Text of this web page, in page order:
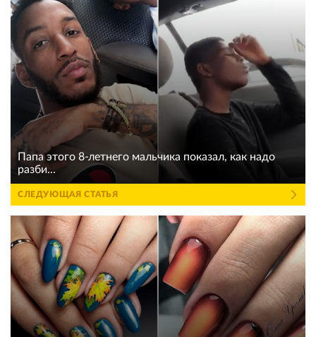
Папа этого 8-летнего мальчика показал, как надо
разби...
СЛЕДУЮЩАЯ СТАТЬЯ